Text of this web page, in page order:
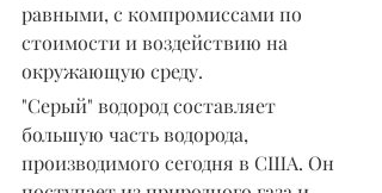
равными, с компромиссами по
стоимости и воздействию на
окружающую среду.
"Серый" водород составляет
большую часть водорода,
производимого сегодня в США. Он